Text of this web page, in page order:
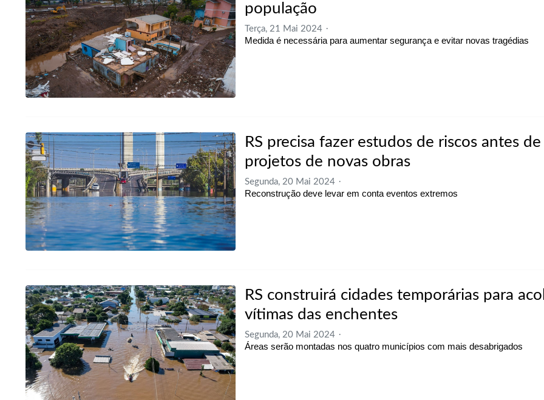
população
Terça, 21 Mai 2024
Medida é necessária para aumentar segurança e evitar novas tragédias
RS precisa fazer estudos de riscos antes de
projetos de novas obras
Segunda, 20 Mai 2024
Reconstrução deve levar em conta eventos extremos
RS construirá cidades temporárias para
vítimas das enchentes
Segunda, 20 Mai 2024
Áreas serão montadas nos quatro municípios com mais desabrigados